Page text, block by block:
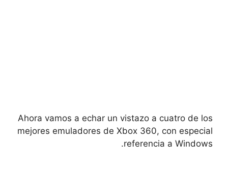
Ahora vamos a echar un vistazo a cuatro de los
mejores emuladores de Xbox 360, con especial
referencia a Windows.